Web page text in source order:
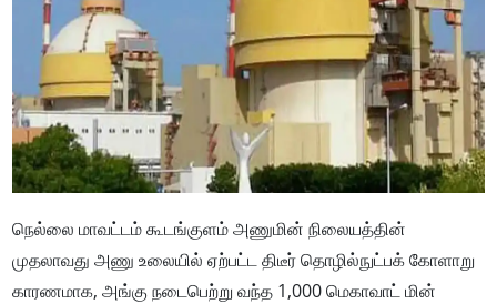
நெல்லை மாவட்டம் கூடங்குளம் அணுமின் நிலையத்தின்
முதலாவது அணு உலையில் ஏற்பட்ட திடீர் தொழில்நுட்பக் கோளாறு
காரணமாக, அங்கு நடைபெற்று வந்த 1,000 மெகாவாட் மின்